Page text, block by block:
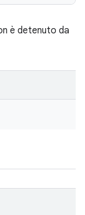
è detenuto da